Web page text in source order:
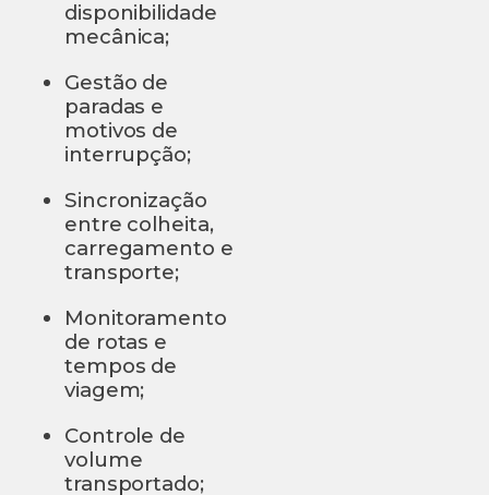
disponibilidade
mecânica;
Gestão de
paradas e
motivos de
interrupção;
Sincronização
entre colheita,
carregamento e
transporte;
Monitoramento
de rotas e
tempos de
viagem;
Controle de
volume
transportado;